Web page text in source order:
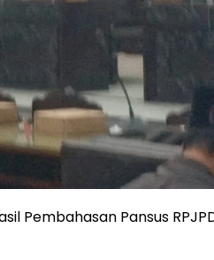
Pembahasan Pansus